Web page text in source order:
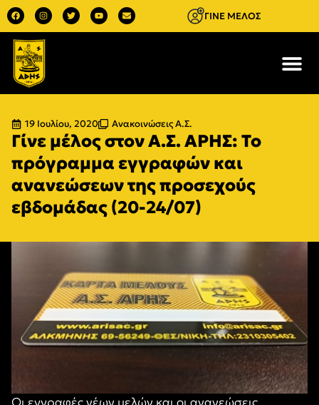
ΓΙΝΕ ΜΕΛΟΣ
19 Ιουλίου, 2020 Ανακοινώσεις Α.Σ.
Γίνε μέλος στον Α.Σ. ΑΡΗΣ: Το
πρόγραμμα εγγραφών και
ανανεώσεων της προσεχούς
εβδομάδας (20-24/07)
Οι εγγραφές νέων μελών και οι ανανεώσεις